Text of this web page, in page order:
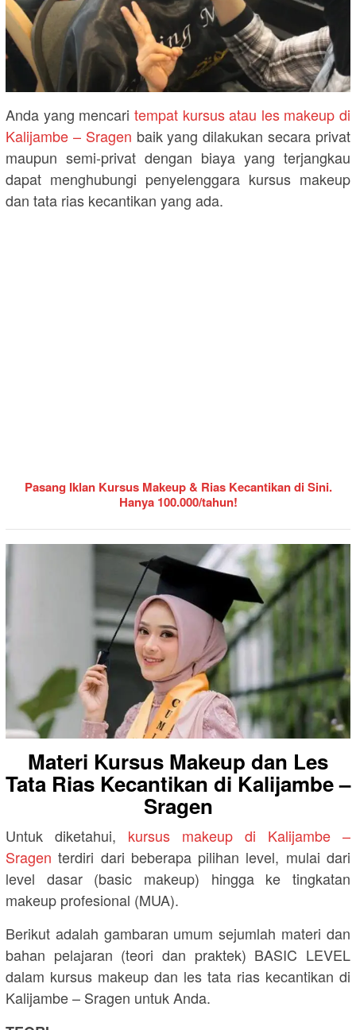
Anda yang mencari tempat kursus atau les makeup di
Kalijambe – Sragen baik yang dilakukan secara privat
maupun semi-privat dengan biaya yang terjangkau
dapat menghubungi penyelenggara kursus makeup
dan tata rias kecantikan yang ada.
Pasang Iklan Kursus Makeup & Rias Kecantikan di Sini.
Hanya 100.000/tahun!
Materi Kursus Makeup dan Les
Tata Rias Kecantikan di Kalijambe –
Sragen
Untuk diketahui, kursus makeup di Kalijambe –
Sragen terdiri dari beberapa pilihan level, mulai dari
level dasar (basic makeup) hingga ke tingkatan
makeup profesional (MUA).
Berikut adalah gambaran umum sejumlah materi dan
bahan pelajaran (teori dan praktek) BASIC LEVEL
dalam kursus makeup dan les tata rias kecantikan di
Kalijambe – Sragen untuk Anda.